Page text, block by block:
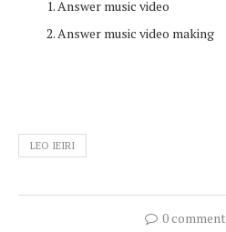
Answer music video
Answer music video making
LEO IEIRI
0 comment